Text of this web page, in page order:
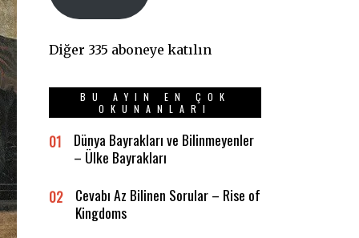
Diğer 335 aboneye katılın
BU AYIN EN ÇOK
OKUNANLARI
01
Dünya Bayrakları ve Bilinmeyenler
– Ülke Bayrakları
02
Cevabı Az Bilinen Sorular – Rise of
Kingdoms